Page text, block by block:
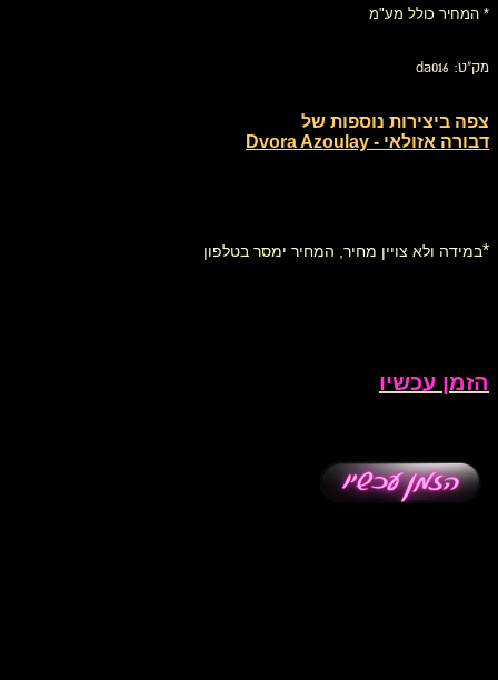
* המחיר כולל מע"מ
מק"ט: da016
צפה ביצירות נוספות של
דבורה אזולאי - Dvora Azoulay
*במידה ולא צויין מחיר, המחיר ימסר בטלפון
הזמן עכשיו